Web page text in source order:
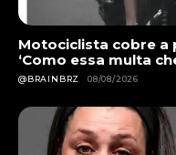
Motociclista cobre a
‘Como essa multa
@BRAINBRZ 08/08/2026